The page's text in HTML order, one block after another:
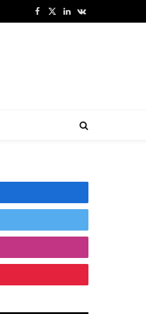
Facebook
X
LinkedInVKontakte